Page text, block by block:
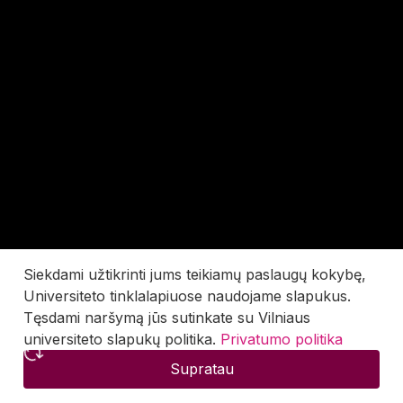
Siekdami užtikrinti jums teikiamų paslaugų kokybę,
Universiteto tinklalapiuose naudojame slapukus.
Tęsdami naršymą jūs sutinkate su Vilniaus
universiteto slapukų politika. Privatumo politika
Supratau